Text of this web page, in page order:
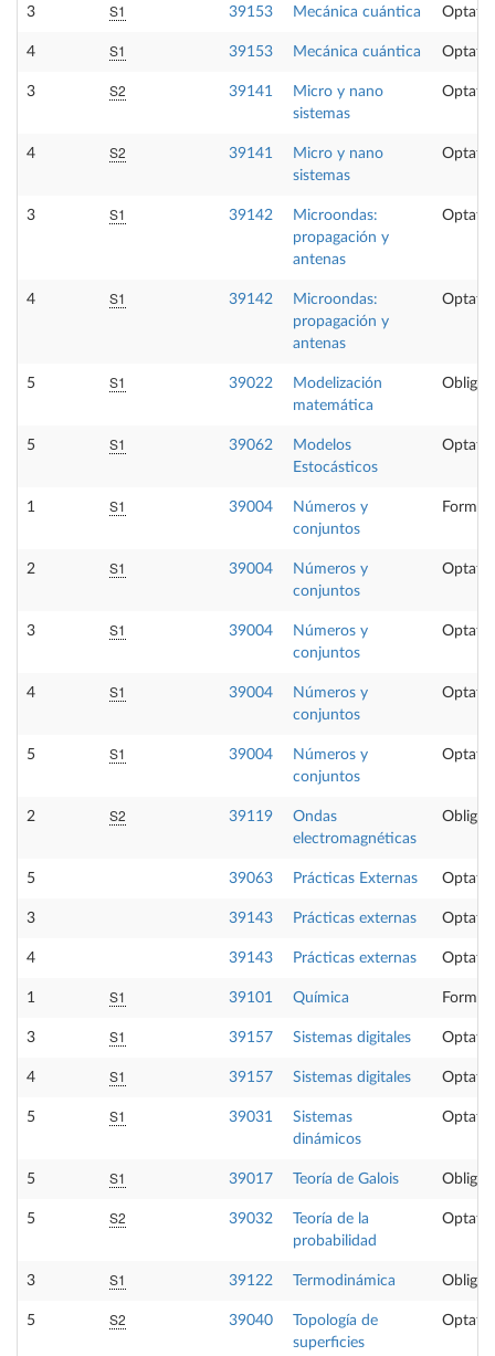
3 S1 39153 Mecánica cuántica
4 S1 39153 Mecánica cuántica
3 S2 39141
Micro y nano
sistemas
4 S2 39141
Micro y nano
sistemas
3 S1 39142
Microondas:
propagación y
antenas
4 S1 39142
Microondas:
propagación y
antenas
5 S1 39022
Modelización
matemática
5 S1 39062
Modelos
Estocásticos
1 S1 39004
Números y
conjuntos
2 S1 39004
Números y
conjuntos
3 S1 39004
Números y
conjuntos
4 S1 39004
Números y
conjuntos
5 S1 39004
Números y
conjuntos
2 S2 39119
Ondas
electromagnéticas
5 39063 Prácticas Externas
3 39143 Prácticas externas
4 39143 Prácticas externas
1 S1 39101 Química
3 S1 39157 Sistemas digitales
4 S1 39157 Sistemas digitales
5 S1 39031
Sistemas
dinámicos
5 S1 39017 Teoría de Galois
5 S2 39032
Teoría de la
probabilidad
3 S1 39122 Termodinámica
5 S2 39040
Topología de
superficies